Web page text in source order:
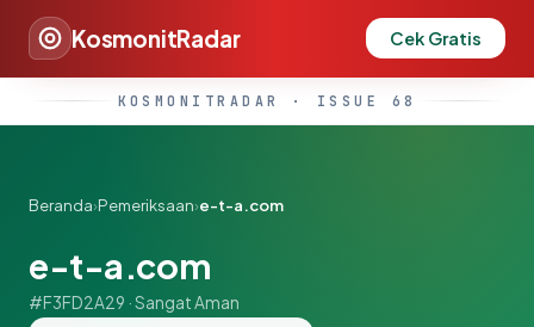
KosmonitRadar Cek Gratis
KOSMONITRADAR · ISSUE 68
Beranda›Pemeriksaan›e-t-a.com
e-t-a.com
#F3FD2A29 · Sangat Aman